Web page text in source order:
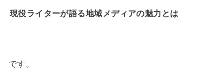
現役ライターが語る地域メディアの魅力とは
です。